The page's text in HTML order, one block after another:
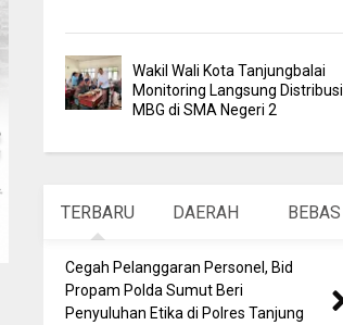
Wakil Wali Kota Tanjungbalai
Monitoring Langsung Distribusi
MBG di SMA Negeri 2
TERBARU DAERAH BEBAS
Cegah Pelanggaran Personel, Bid
Propam Polda Sumut Beri
Penyuluhan Etika di Polres Tanjung